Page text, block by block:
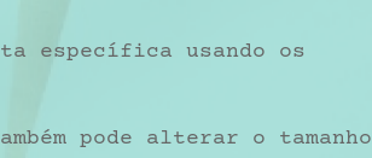
específica usando os
pode alterar o tamanho